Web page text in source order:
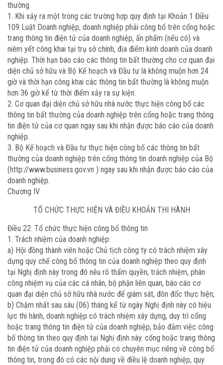
thường
1. Khi xảy ra một trong các trường hợp quy định tại Khoản 1 Điều
109 Luật Doanh nghiệp, doanh nghiệp phải công bố trên cổng hoặc
trang thông tin điện tử của doanh nghiệp, ấn phẩm (nếu có) và
niêm yết công khai tại trụ sở chính, địa điểm kinh doanh của doanh
nghiệp. Thời hạn báo cáo các thông tin bất thường cho cơ quan đại
diện chủ sở hữu và Bộ Kế hoạch và Đầu tư là không muộn hơn 24
giờ và thời hạn công khai các thông tin bất thường là không muộn
hơn 36 giờ kể từ thời điểm xảy ra sự kiện.
2. Cơ quan đại diện chủ sở hữu nhà nước thực hiện công bố các
thông tin bất thường của doanh nghiệp trên cổng hoặc trang thông
tin điện tử của cơ quan ngay sau khi nhận được báo cáo của doanh
nghiệp.
3. Bộ Kế hoạch và Đầu tư thực hiện công bố các thông tin bất
thường của doanh nghiệp trên cổng thông tin doanh nghiệp của Bộ
(http://www.business.gov.vn ) ngay sau khi nhận được báo cáo của
doanh nghiệp.
Chương IV
TỔ CHỨC THỰC HIỆN VÀ ĐIỀU KHOẢN THI HÀNH
Điều 22. Tổ chức thực hiện công bố thông tin
1. Trách nhiệm của doanh nghiệp:
a) Hội đồng thành viên hoặc Chủ tịch công ty có trách nhiệm xây
dựng quy chế công bố thông tin của doanh nghiệp theo quy định
tại Nghị định này trong đó nêu rõ thẩm quyền, trách nhiệm, phân
công nhiệm vụ của các cá nhân, bộ phận liên quan, báo cáo cơ
quan đại diện chủ sở hữu nhà nước để giám sát, đôn đốc thực hiện;
b) Chậm nhất sau sáu (06) tháng kể từ ngày Nghị định này có hiệu
lực thi hành, doanh nghiệp có trách nhiệm xây dựng, duy trì cổng
hoặc trang thông tin điện tử của doanh nghiệp, bảo đảm việc công
bố thông tin theo quy định tại Nghị định này. cổng hoặc trang thông
tin điện tử của doanh nghiệp phải có chuyên mục riêng về công bố
thông tin, trong đó có các nội dung về điều lệ doanh nghiệp, quy